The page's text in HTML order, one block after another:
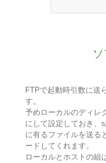
FTPで起動時引数に送
す。
予めローカルのディレ
にして設定しておき、
に有るファイルを送る
ードしてくれます。
ローカルとホストの組